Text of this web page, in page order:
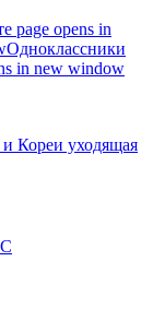
page opens in
Одноклассники
in new window
Кореи уходящая